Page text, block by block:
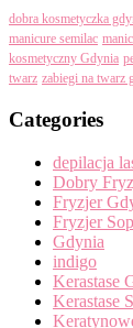
dobra kosmetyczka
manicure semilac
kosmetyczny Gdynia
twarz zabiegi na twarz
Categories
depilacja
Dobry
Fryzjer
Fryzjer
Gdynia
indigo
Kerastase
Kerastase